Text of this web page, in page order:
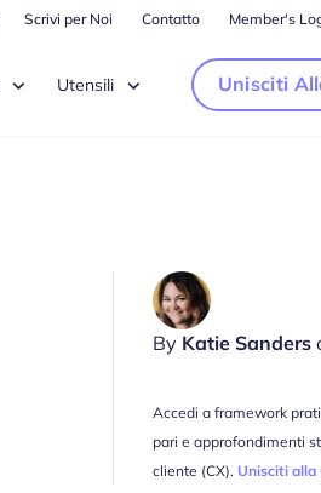
Scrivi per Noi Contatto Member's
Utensili Unisciti
By Katie Sanders
Accedi a framework
pari e approfondimenti
cliente (CX). Unisciti